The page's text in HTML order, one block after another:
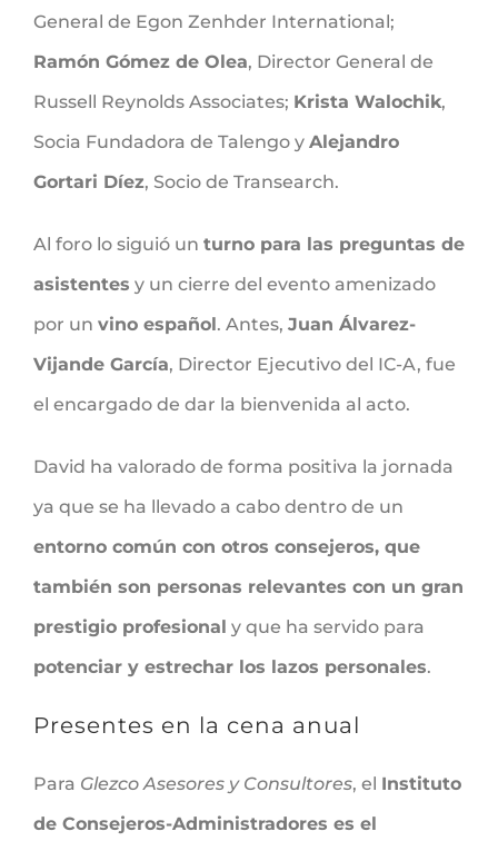
General de Egon Zenhder International;
Ramón Gómez de Olea, Director General de
Russell Reynolds Associates; Krista Walochik,
Socia Fundadora de Talengo y Alejandro
Gortari Díez, Socio de Transearch.
Al foro lo siguió un turno para las preguntas de
asistentes y un cierre del evento amenizado
por un vino español. Antes, Juan Álvarez-
Vijande García, Director Ejecutivo del IC-A, fue
el encargado de dar la bienvenida al acto.
David ha valorado de forma positiva la jornada
ya que se ha llevado a cabo dentro de un
entorno común con otros consejeros, que
también son personas relevantes con un gran
prestigio profesional y que ha servido para
potenciar y estrechar los lazos personales.
Presentes en la cena anual
Para Glezco Asesores y Consultores, el Instituto
de Consejeros-Administradores es el